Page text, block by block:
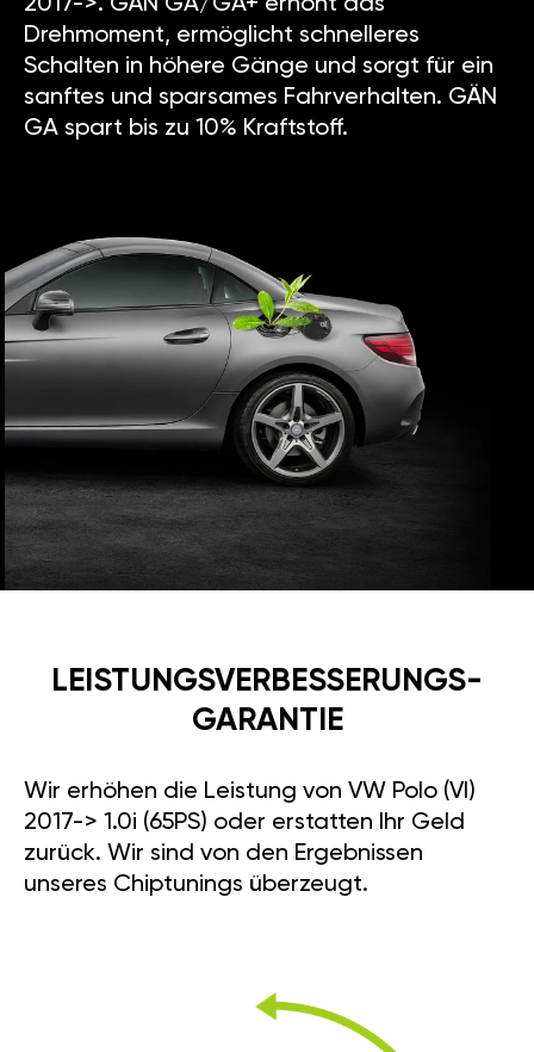
2017->. GÄN GA/GA+ erhöht das
Drehmoment, ermöglicht schnelleres
Schalten in höhere Gänge und sorgt für ein
sanftes und sparsames Fahrverhalten. GÄN
GA spart bis zu 10% Kraftstoff.
LEISTUNGSVERBESSE­RUNGS­
GARANTIE
Wir erhöhen die Leistung von VW Polo (VI)
2017-> 1.0i (65PS) oder erstatten Ihr Geld
zurück. Wir sind von den Ergebnissen
unseres Chiptunings überzeugt.